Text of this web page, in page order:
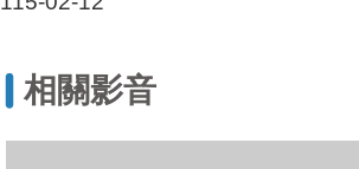
相關影音